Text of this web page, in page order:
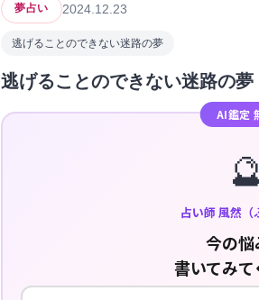
夢占い 2024.12.23
逃げることのできない迷路の夢
逃げることのできない迷路の夢
AI鑑定
🔮
占い師 風然（
今の悩
書いてみ